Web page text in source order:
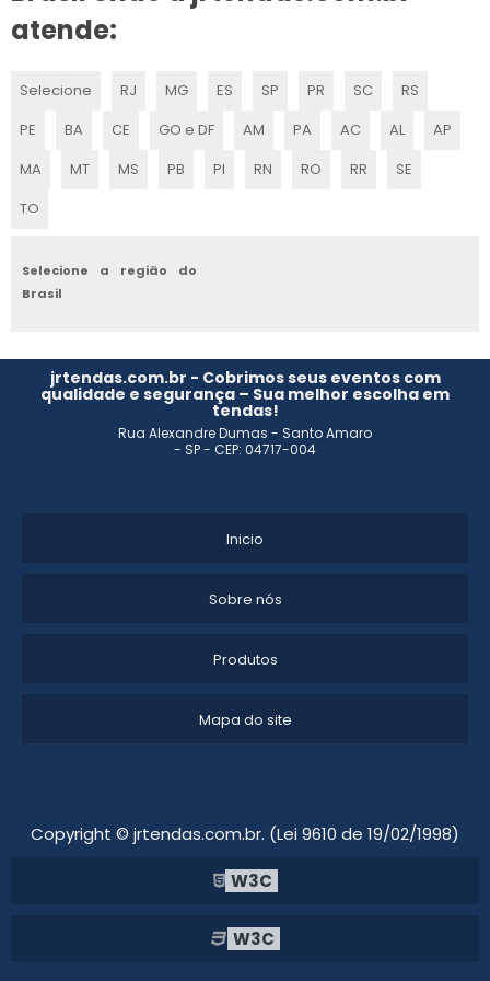
ALUGUEL DE TENDAS PARA CASAMENTO EM JUNDIAÍ
LOCAÇÃO DE TENDAS PARA EVENTOS EM FORTALEZA
LOCAÇÃO DE TENDAS EM INDAIATUBA
ALUGUEL DE TENDA TIPO CIRCO
ALUGUEL DE TENDAS PIRAMIDAL
ALUGUEL DE TENDAS PARA FESTAS
LOCAÇÃO DE TENDAS E COBERTURAS
LOCAÇÃO DE TENDAS PARA ARMAZENAGEM
ALUGUEL DE TENDA DE LONA
atende:
Selecione RJ MG ES SP PR SC
RS
PE
BA CE GO e DF AM PA AC AL
AP
MA
MT MS PB PI RN RO RR
SE
TO
Selecione a região do
Brasil
jrtendas.com.br - Cobrimos seus eventos com
qualidade e segurança – Sua melhor escolha em
tendas!
Rua Alexandre Dumas - Santo Amaro
- SP - CEP: 04717-004
Inicio
Sobre nós
Produtos
Mapa do site
Copyright © jrtendas.com.br. (Lei 9610 de 19/02/1998)
W3C
W3C